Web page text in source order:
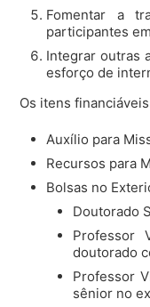
Fomentar a
participantes
Integrar outras
esforço de
Os itens
Auxílio para
Recursos para
Bolsas no
Doutorado
Professor
doutorado
Professor
sênior no